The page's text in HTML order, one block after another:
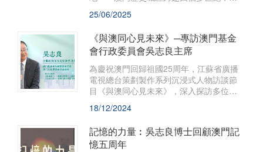
發著東西方文明交匯的魅力。作為歷史文
化研究者，吳志良一直致力於保護申遺成
果，傳播澳門作為中西文化交融之地的價
值。
25/06/2025
《與澳同心見未來》─專訪澳門基金
會行政委員會吳志良主席
為慶祝澳門回歸祖國25周年，江蘇省廣播
電視總台策劃製作系列沉浸式人物訪談節
目《與澳同心見未來》，深入探訪多位活
躍在澳門各領域的領軍人物，展示他們根
植本土發展的心路歷程、至真淳樸的家國
情懷以及與祖國共奮進同發展的宏偉願
景。
18/12/2024
記憶的力量︰吳志良博士回顧澳門記
憶五周年